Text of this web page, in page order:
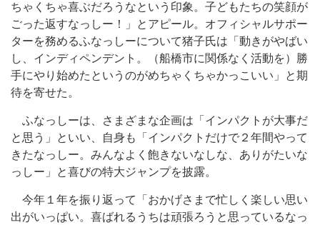
ちゃくちゃ喜ぶだろうなという印象。子どもたちの笑顔が
ごった返すなっしー！」とアピール。オフィシャルサポー
ターを務めるふなっしーについて猪子氏は「動きがやばい
し、インディペンデント。（船橋市に関係なく活動を）勝
手にやり始めたというのがめちゃくちゃかっこいい」と期
待を寄せた。
ふなっしーは、さまざまな企画は「インパクトが大事だ
と思う」といい、自身も「インパクトだけで２年間やって
きたなっしー。みんなよく飽きないなしな、ありがたいな
っしー」と喜びの特大ジャンプを披露。
今年１年を振り返って「おかげさまで忙しく楽しい思い
出がいっぱい。喜ばれるうちは頑張ろうと思っているなっ